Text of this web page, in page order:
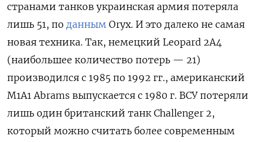
странами танков украинская армия потеряла
лишь 51, по данным Oryx. И это далеко не самая
новая техника. Так, немецкий Leopard 2A4
(наибольшее количество потерь — 21)
производился с 1985 по 1992 гг., американский
M1A1 Abrams выпускается с 1980 г. ВСУ потеряли
лишь один британский танк Challenger 2,
который можно считать более современным